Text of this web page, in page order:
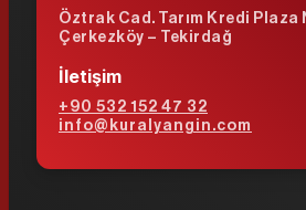
Öztrak Cad. Tarım Kredi Plaza
Çerkezköy – Tekirdağ
İletişim
+90 532 152 47 32
info@kuralyangin.com